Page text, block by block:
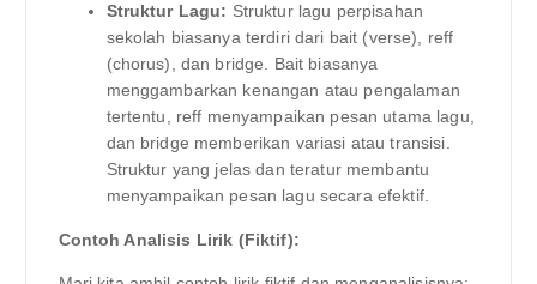
Struktur Lagu: Struktur lagu perpisahan
sekolah biasanya terdiri dari bait (verse), reff
(chorus), dan bridge. Bait biasanya
menggambarkan kenangan atau pengalaman
tertentu, reff menyampaikan pesan utama lagu,
dan bridge memberikan variasi atau transisi.
Struktur yang jelas dan teratur membantu
menyampaikan pesan lagu secara efektif.
Contoh Analisis Lirik (Fiktif):